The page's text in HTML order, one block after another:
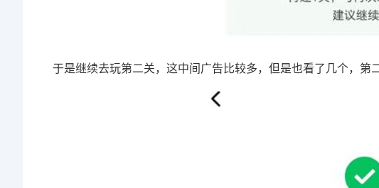
于是继续去玩第二关，这中间广告比较多，但是也看了几个，第